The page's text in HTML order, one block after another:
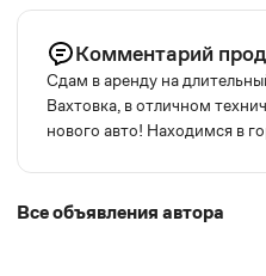
Комментарий
Сдам в аренду на
Вахтовка, в отличном
нового авто! Находимся в
Все объявления автора